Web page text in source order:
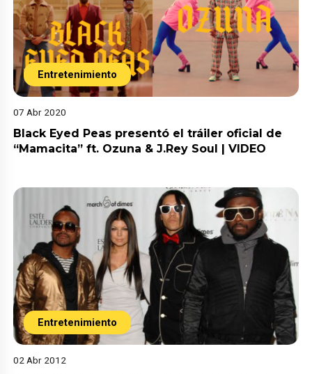
Entretenimiento
07 Abr 2020
Black Eyed Peas presentó el tráiler oficial de
“Mamacita” ft. Ozuna & J.Rey Soul | VIDEO
Entretenimiento
02 Abr 2012